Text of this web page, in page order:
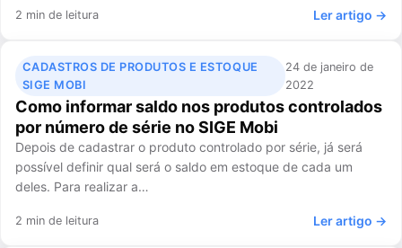
2 min de leitura Ler artigo →
CADASTROS DE PRODUTOS E ESTOQUE
SIGE MOBI
24 de janeiro de
2022
Como informar saldo nos produtos controlados
por número de série no SIGE Mobi
Depois de cadastrar o produto controlado por série, já será
possível definir qual será o saldo em estoque de cada um
deles. Para realizar a…
2 min de leitura Ler artigo →